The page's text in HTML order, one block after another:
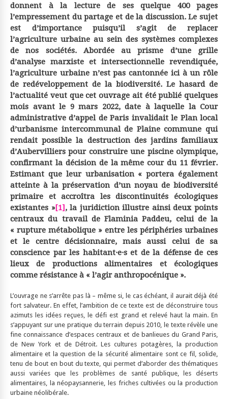
donnent à la lecture de ses quelque 400 pages
l’empressement du partage et de la discussion. Le sujet
est d’importance puisqu’il s’agit de replacer
l’agriculture urbaine au sein des systèmes complexes
de nos sociétés. Abordée au prisme d’une grille
d’analyse marxiste et intersectionnelle revendiquée,
l’agriculture urbaine n’est pas cantonnée ici à un rôle
de redéveloppement de la biodiversité. Le hasard de
l’actualité veut que cet ouvrage ait été publié quelques
mois avant le 9 mars 2022, date à laquelle la Cour
administrative d’appel de Paris invalidait le Plan local
d’urbanisme intercommunal de Plaine commune qui
rendait possible la destruction des jardins familiaux
d’Aubervilliers pour construire une piscine olympique,
confirmant la décision de la même cour du 11 février.
Estimant que leur urbanisation « portera également
atteinte à la préservation d’un noyau de biodiversité
primaire et accroîtra les discontinuités écologiques
existantes »[1], la juridiction illustre ainsi deux points
centraux du travail de Flaminia Paddeu, celui de la
« rupture métabolique » entre les périphéries urbaines
et le centre décisionnaire, mais aussi celui de sa
conscience par les habitant·e·s et de la défense de ces
lieux de productions alimentaires et écologiques
comme résistance à « l’agir anthropocénique ».
L’ouvrage ne s’arrête pas là – même si, le cas échéant, il aurait déjà été
fort salvateur. En effet, l’ambition de ce texte est de déconstruire tous
azimuts les idées reçues, le défi est grand et relevé haut la main. En
s’appuyant sur une pratique du terrain depuis 2010, le texte révèle une
fine connaissance d’espaces centraux et de banlieues du Grand Paris,
de New York et de Détroit. Les cultures potagères, la production
alimentaire et la question de la sécurité alimentaire sont ce fil, solide,
tenu de bout en bout du texte, qui permet d’aborder des thématiques
aussi variées que les problèmes de santé publique, les déserts
alimentaires, la néopaysannerie, les friches cultivées ou la production
urbaine néolibérale.